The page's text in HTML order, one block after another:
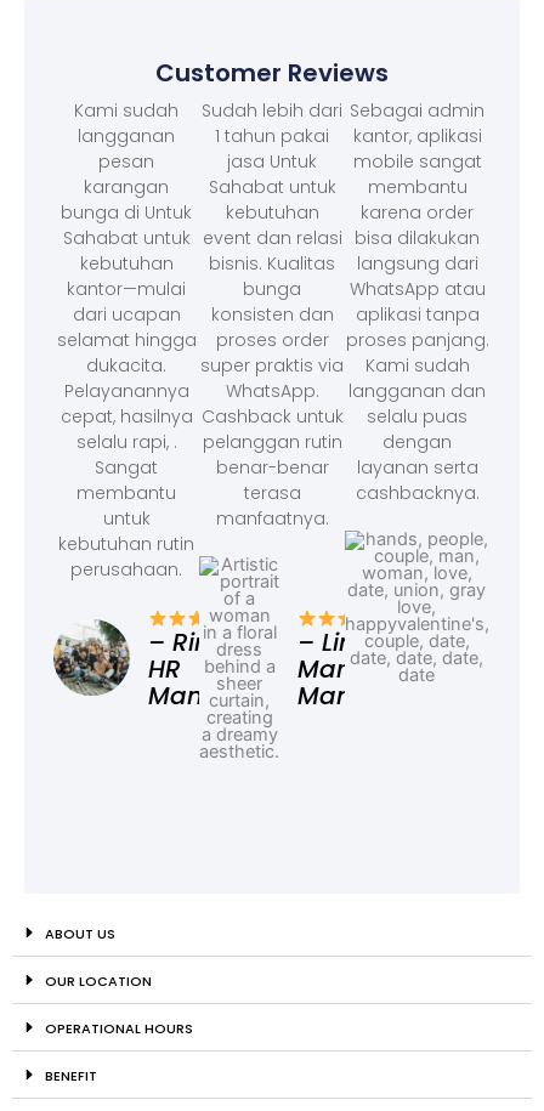
Customer Reviews
Kami sudah
langganan
pesan
karangan
bunga di Untuk
Sahabat untuk
kebutuhan
kantor—mulai
dari ucapan
selamat hingga
dukacita.
Pelayanannya
cepat, hasilnya
selalu rapi, .
Sangat
membantu
untuk
kebutuhan rutin
perusahaan.
– Rina,
HR
Manager
Sudah lebih dari
1 tahun pakai
jasa Untuk
Sahabat untuk
kebutuhan
event dan relasi
bisnis. Kualitas
bunga
konsisten dan
proses order
super praktis via
WhatsApp.
Cashback untuk
pelanggan rutin
benar-benar
terasa
manfaatnya.
– Linda,
Marketing
Manager
Sebagai admin
kantor, aplikasi
mobile sangat
membantu
karena order
bisa dilakukan
langsung dari
WhatsApp atau
aplikasi tanpa
proses panjang.
Kami sudah
langganan dan
selalu puas
dengan
layanan serta
cashbacknya.
ABOUT US
OUR LOCATION
OPERATIONAL HOURS
BENEFIT